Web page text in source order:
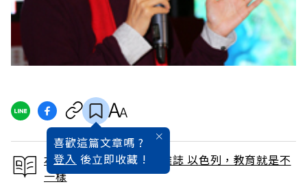
喜歡這篇文章嗎 ?
登入 後立即收藏 !
本文出自 2014 / 6月號雜誌 以色列，教育就是不
一樣